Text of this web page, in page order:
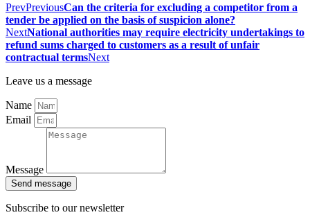
PrevPreviousCan the criteria for excluding a competitor from a
tender be applied on the basis of suspicion alone?
NextNational authorities may require electricity undertakings to
refund sums charged to customers as a result of unfair
contractual termsNext
Leave us a message
Name
Email
Message
Send message
Subscribe to our newsletter